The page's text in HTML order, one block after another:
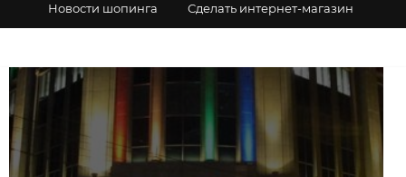
Новости шопинга Сделать интернет-магазин